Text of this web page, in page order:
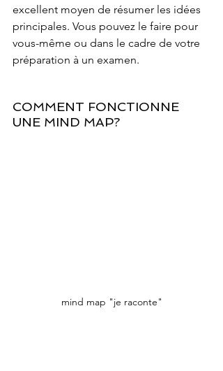
excellent moyen de résumer les idées
principales. Vous pouvez le faire pour
vous-même ou dans le cadre de votre
préparation à un examen.
COMMENT FONCTIONNE
UNE MIND MAP?
mind map "je raconte"